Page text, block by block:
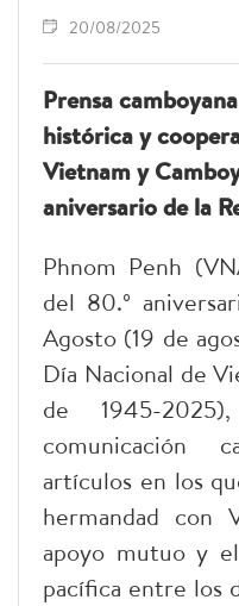
20/08/2025
Prensa
histórica y
Vietnam y
aniversario de la
Phnom Penh
del 80.º
Agosto (19 de
Día Nacional de
de 1945-
comunicación
artículos en los
hermandad con
apoyo mutuo y
pacífica entre los